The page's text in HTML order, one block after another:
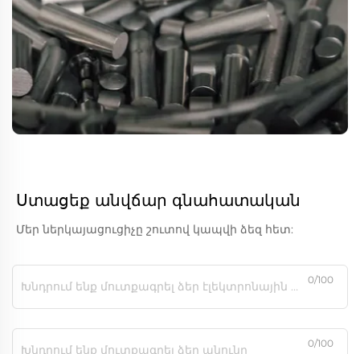
Ստացեք անվճար գնահատական
Մեր ներկայացուցիչը շուտով կապվի ձեզ հետ:
0/100
0/100